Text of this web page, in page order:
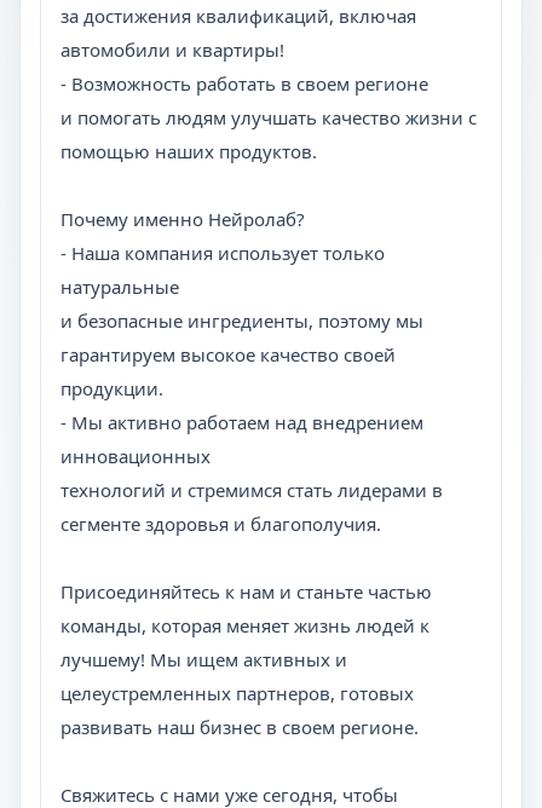
за достижения квалификаций, включая
автомобили и квартиры!
- Возможность работать в своем регионе
и помогать людям улучшать качество жизни с
помощью наших продуктов.
Почему именно Нейролаб?
- Наша компания использует только
натуральные
и безопасные ингредиенты, поэтому мы
гарантируем высокое качество своей
продукции.
- Мы активно работаем над внедрением
инновационных
технологий и стремимся стать лидерами в
сегменте здоровья и благополучия.
Присоединяйтесь к нам и станьте частью
команды, которая меняет жизнь людей к
лучшему! Мы ищем активных и
целеустремленных партнеров, готовых
развивать наш бизнес в своем регионе.
Свяжитесь с нами уже сегодня, чтобы